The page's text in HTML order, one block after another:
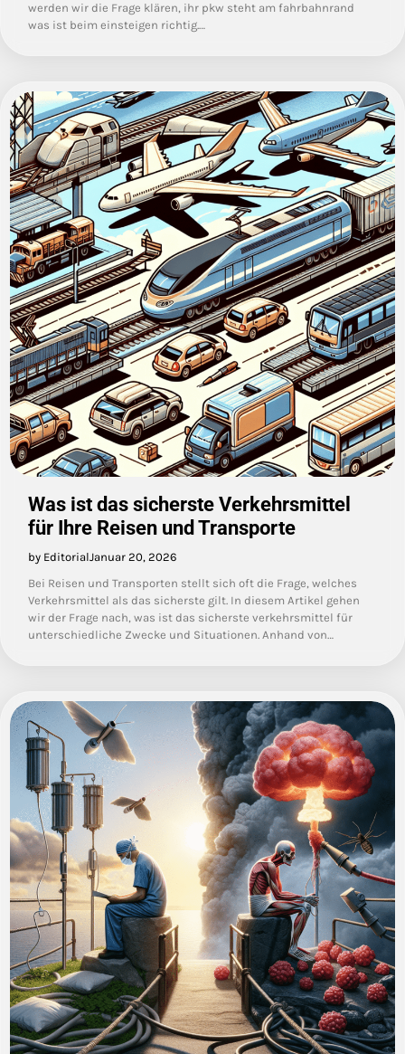
werden wir die Frage klären, ihr pkw steht am fahrbahnrand
was ist beim einsteigen richtig.…
Was ist das sicherste Verkehrsmittel
für Ihre Reisen und Transporte
by EditorialJanuar 20, 2026
Bei Reisen und Transporten stellt sich oft die Frage, welches
Verkehrsmittel als das sicherste gilt. In diesem Artikel gehen
wir der Frage nach, was ist das sicherste verkehrsmittel für
unterschiedliche Zwecke und Situationen. Anhand von…